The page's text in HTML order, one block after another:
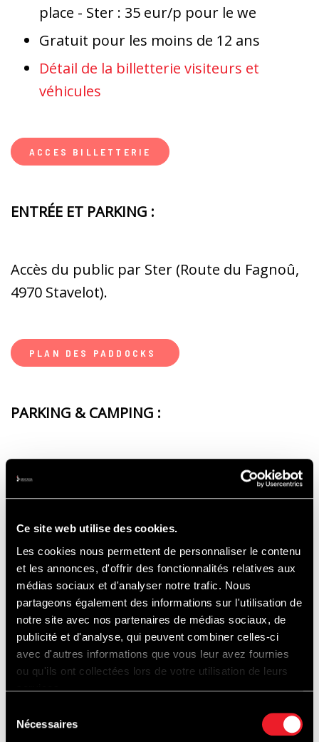
Ce site web utilise des cookies.
Les cookies nous permettent de personnaliser le contenu
et les annonces, d'offrir des fonctionnalités relatives aux
médias sociaux et d'analyser notre trafic. Nous
partageons également des informations sur l'utilisation de
notre site avec nos partenaires de médias sociaux, de
publicité et d'analyse, qui peuvent combiner celles-ci
avec d'autres informations que vous leur avez fournies
ou qu'ils ont collectées lors de votre utilisation de leurs
services.
Nécessaires
place - Ster : 35 eur/p pour le we
Gratuit pour les moins de 12 ans
Détail de la billetterie visiteurs et
véhicules
ACCES BILLETTERIE
ENTRÉE ET PARKING :
Accès du public par Ster (Route du Fagnoû,
4970 Stavelot).
PLAN DES PADDOCKS
PARKING & CAMPING :
!! Travaux, référez-vous au site du Bug
Show, onglet "Plan" en cliquant ci-dessous
PLAN ACCES DU CIRCUIT
PERSONNES À MOBILITÉ RÉDUITE :
Accès via parking P1, entrée Ster. Pour
accéder aux paddocks, dirigez-vous vers le
bas de l’espace Stadium (côté Raidillon), puis